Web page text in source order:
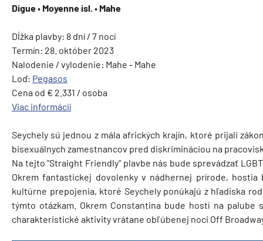
Digue• Moyenne isl.• Mahe
Dĺžka plavby: 8 dní / 7 nocí
Termín: 28. október 2023
Nalodenie / vylodenie: Mahe - Mahe
Loď: Pegasos
Cena od € 2.331 / osoba
Viac informácií
Seychely sú jednou z mála afrických krajín, ktoré prijali
bisexuálnych zamestnancov pred diskrimináciou na
Na tejto "Straight Friendly" plavbe nás bude sprevádzať
Okrem fantastickej dovolenky v nádhernej prírode,
kultúrne prepojenia, ktoré Seychely ponúkajú z hľadiska
týmto otázkam. Okrem Constantina bude hostí na palube
charakteristické aktivity vrátane obľúbenej noci Off